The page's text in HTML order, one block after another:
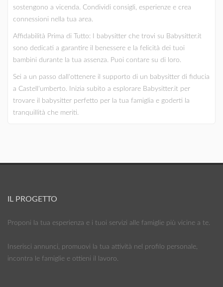
sostengono a vicenda. Condividi consigli, esperienze e crea
connessioni nella tua area.
Affidabilità Prima di Tutto: I babysitter che trovi su Babysitter.it
sono dedicati a garantire il benessere e la felicità dei tuoi
bambini durante la tua assenza. Puoi contare su di loro.
Sei a un passo dall'ottenere il supporto di un babysitter di fiducia
a Castell'umberto. Inizia subito a esplorare Babysitter.it per
trovare il babysitter perfetto per la tua famiglia e goderti la
tranquillità che meriti.
IL PROGETTO
Proponi la tua esperienza e i tuoi servizi alle famiglie più vicine a te.
Inserisci annunci, promuovi la tua attività nel profilo personale,
incontra le famiglie e ottieni il lavoro.